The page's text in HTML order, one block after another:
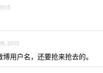
2015
用户名，还要抢来抢去的。